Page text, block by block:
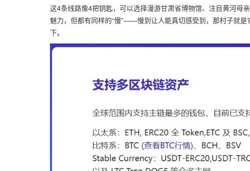
这4条线路像4把钥匙，可以选择漫游甘肃省博物馆、注目黄河母
魅力，但都有同样的“慢”——慢到让人能真切感受到，那村子就
下。